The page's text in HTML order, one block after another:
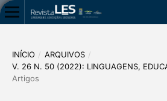
INÍCIO / ARQUIVOS /
V. 26 N. 50 (2022): LINGUAGENS,
Artigos